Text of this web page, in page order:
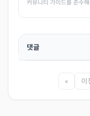
커뮤니티 가이드를 준수
댓글
« 이